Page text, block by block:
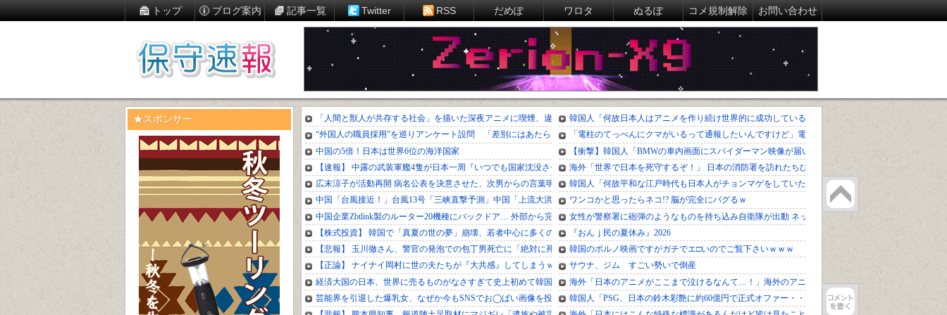
トップ ブログ案内 記事一覧 Twitter RSS だめぽ ワロタ ぬるぽ コメ規制解除 お問い合わせ
★スポンサー